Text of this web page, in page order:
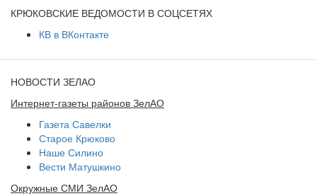
КРЮКОВСКИЕ ВЕДОМОСТИ В СОЦСЕТЯХ
КВ в ВКонтакте
НОВОСТИ ЗЕЛАО
Интернет-газеты районов ЗелАО
Газета Савелки
Старое Крюково
Наше Силино
Вести Матушкино
Окружные СМИ ЗелАО